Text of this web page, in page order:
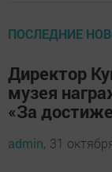
ПОСЛЕДНИЕ
Директор
музея
«За
admin, 31